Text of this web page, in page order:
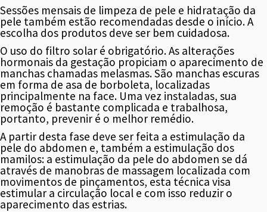
Sessões mensais de limpeza de pele e hidratação da
pele também estão recomendadas desde o início. A
escolha dos produtos deve ser bem cuidadosa.
O uso do filtro solar é obrigatório. As alterações
hormonais da gestação propiciam o aparecimento de
manchas chamadas melasmas. São manchas escuras
em forma de asa de borboleta, localizadas
principalmente na face. Uma vez instaladas, sua
remoção é bastante complicada e trabalhosa,
portanto, prevenir é o melhor remédio.
A partir desta fase deve ser feita a estimulação da
pele do abdomen e, também a estimulação dos
mamilos: a estimulação da pele do abdomen se dá
através de manobras de massagem localizada com
movimentos de pinçamentos, esta técnica visa
estimular a circulação local e com isso reduzir o
aparecimento das estrias.